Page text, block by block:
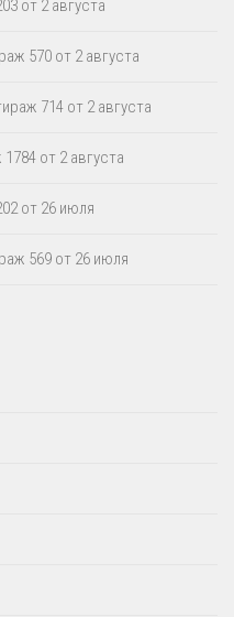
от 2 августа
570 от 2 августа
714 от 2 августа
от 2 августа
от 26 июля
569 от 26 июля